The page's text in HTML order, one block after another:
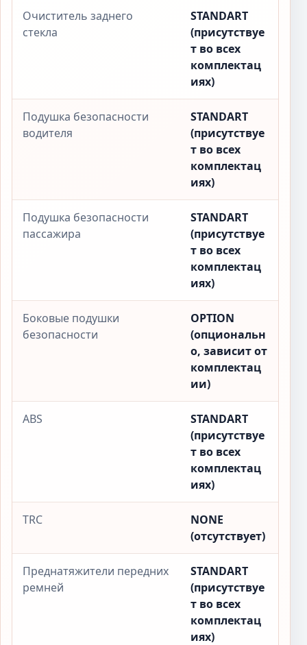
Очиститель заднего
стекла
STANDART
(присутствуе
т во всех
комплектац
иях)
Подушка безопасности
водителя
STANDART
(присутствуе
т во всех
комплектац
иях)
Подушка безопасности
пассажира
STANDART
(присутствуе
т во всех
комплектац
иях)
Боковые подушки
безопасности
OPTION
(опциональн
о, зависит от
комплектац
ии)
ABS
STANDART
(присутствуе
т во всех
комплектац
иях)
TRC
NONE
(отсутствует)
Преднатяжители передних
ремней
STANDART
(присутствуе
т во всех
комплектац
иях)